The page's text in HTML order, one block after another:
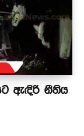
ඇඳිරි නීතිය